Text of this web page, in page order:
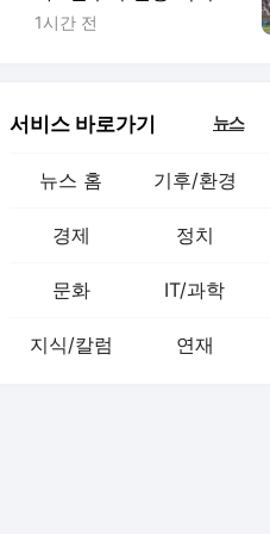
(종합)
1시간 전
서비스 바로가기 뉴스
뉴스 홈 기후/환경
경제 정치
문화 IT/과학
지식/칼럼 연재